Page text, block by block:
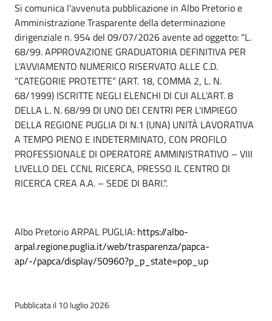
Si comunica l'avvenuta pubblicazione in Albo Pretorio e
Amministrazione Trasparente della determinazione
dirigenziale n. 954 del 09/07/2026 avente ad oggetto: "L.
68/99. APPROVAZIONE GRADUATORIA DEFINITIVA PER
L'AVVIAMENTO NUMERICO RISERVATO ALLE C.D.
“CATEGORIE PROTETTE” (ART. 18, COMMA 2, L. N.
68/1999) ISCRITTE NEGLI ELENCHI DI CUI ALL'ART. 8
DELLA L. N. 68/99 DI UNO DEI CENTRI PER L'IMPIEGO
DELLA REGIONE PUGLIA DI N.1 (UNA) UNITÀ LAVORATIVA
A TEMPO PIENO E INDETERMINATO, CON PROFILO
PROFESSIONALE DI OPERATORE AMMINISTRATIVO – VIII
LIVELLO DEL CCNL RICERCA, PRESSO IL CENTRO DI
RICERCA CREA A.A. – SEDE DI BARI.".
Albo Pretorio ARPAL PUGLIA: https://albo-
arpal.regione.puglia.it/web/trasparenza/papca-
ap/-/papca/display/50960?p_p_state=pop_up
Pubblicata il 10 luglio 2026